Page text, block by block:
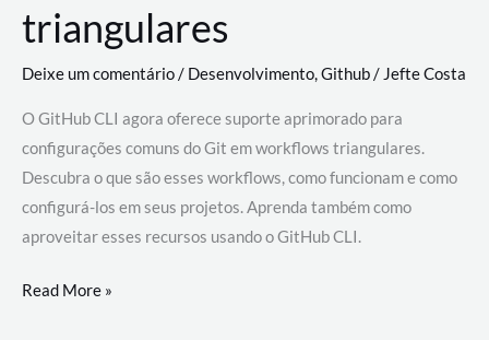
triangulares
Deixe um comentário/ Desenvolvimento,Github/ Jefte Costa
O GitHub CLI agora oferece suporte aprimorado para
configurações comuns do Git em workflows triangulares.
Descubra o que são esses workflows, como funcionam e como
configurá-los em seus projetos. Aprenda também como
aproveitar esses recursos usando o GitHub CLI.
GitHub
Read More »